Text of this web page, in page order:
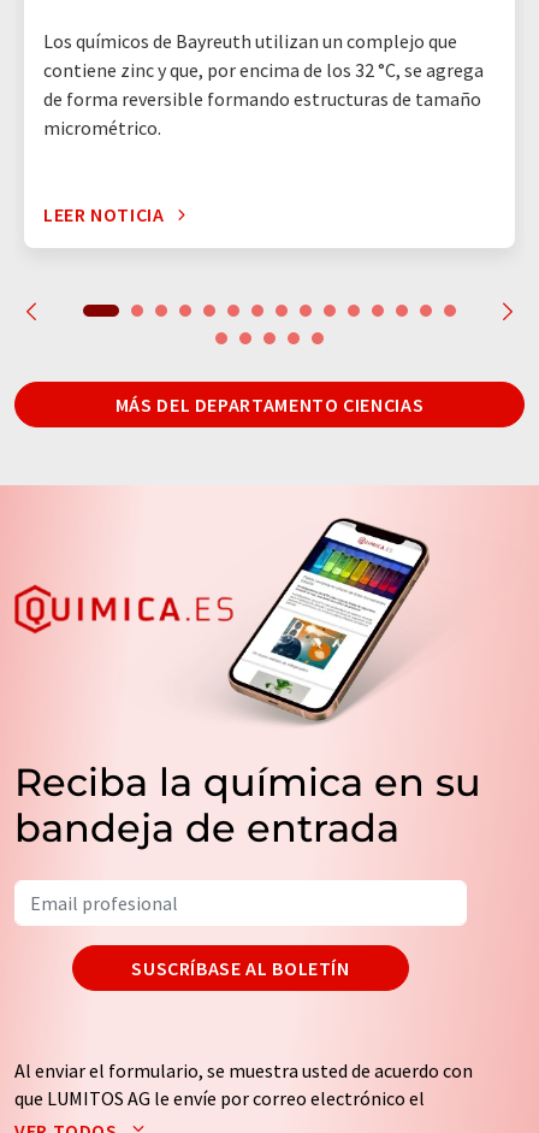
Los químicos de Bayreuth utilizan un complejo que
contiene zinc y que, por encima de los 32 °C, se agrega
de forma reversible formando estructuras de tamaño
micrométrico.
LEER NOTICIA
MÁS DEL DEPARTAMENTO CIENCIAS
Reciba la química en su
bandeja de entrada
SUSCRÍBASE AL BOLETÍN
Al enviar el formulario, se muestra usted de acuerdo con
que LUMITOS AG le envíe por correo electrónico el
boletín o boletines seleccionados anteriormente. Sus